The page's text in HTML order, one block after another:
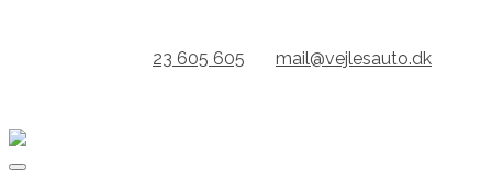
23 605 605
mail@vejlesauto.dk